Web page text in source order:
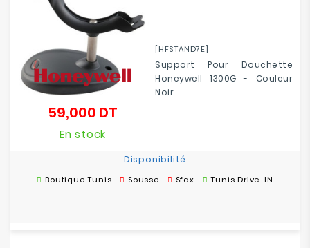
[HFSTAND7E]
Support Pour Douchette
Honeywell 1300G - Couleur
Noir
59,000 DT
En stock
Disponibilité
Boutique Tunis Sousse Sfax Tunis Drive-IN